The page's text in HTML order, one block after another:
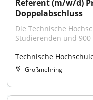
Referent (m/w/d)
Doppelabschluss
Die Technische
Studierenden und
Technische
Großmehring